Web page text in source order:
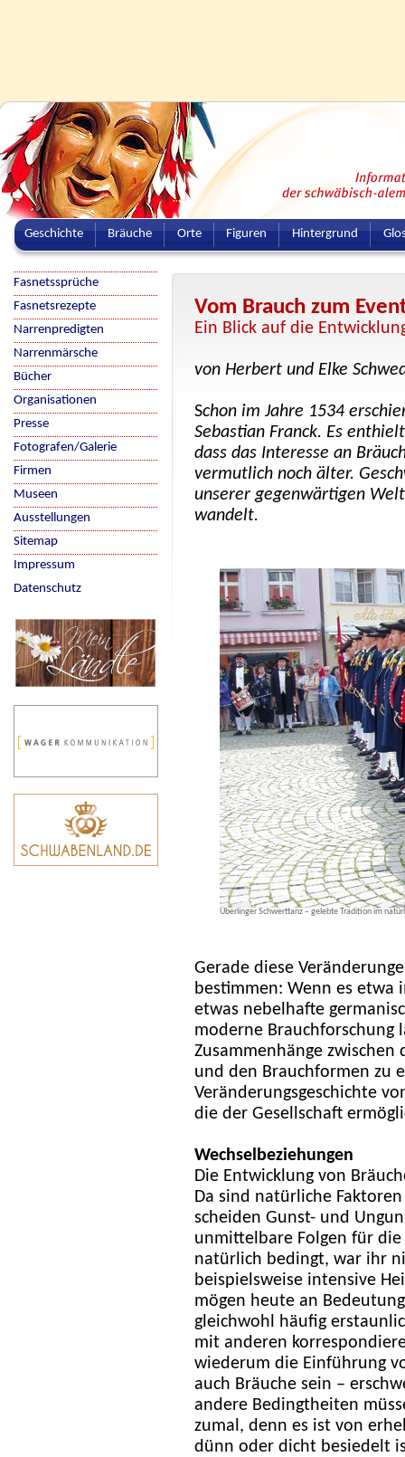
Geschichte Bräuche Orte Figuren Hintergrund
Vom Brauch zum
Ein Blick auf die
von Herbert und Elke
Schon im Jahre 1534
Sebastian Franck. Es
dass das Interesse an
vermutlich noch älter.
unserer gegenwärtigen
wandelt.
Überlinger Schwerttanz – gelebte Tradition im
Gerade diese
bestimmen: Wenn es etwa
etwas nebelhafte
moderne Brauchforschung
Zusammenhänge
und den Brauchformen zu
Veränderungsgeschichte
die der Gesellschaft
Wechselbeziehungen
Die Entwicklung von
Da sind natürliche
scheiden Gunst- und
unmittelbare Folgen für
natürlich bedingt, war ihr
beispielsweise intensive
mögen heute an
gleichwohl häufig
mit anderen
wiederum die Einführung
auch Bräuche sein –
andere Bedingtheiten
zumal, denn es ist von
dünn oder dicht besiedelt
Fasnetssprüche
Fasnetsrezepte
Narrenpredigten
Narrenmärsche
Bücher
Organisationen
Presse
Fotografen/Galerie
Firmen
Museen
Ausstellungen
Sitemap
Impressum
Datenschutz